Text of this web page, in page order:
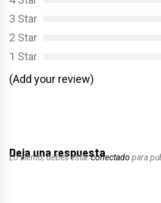
3 Star
2 Star
1 Star
(Add your review)
Deja una respuesta
Lo siento, debes estarconectado para